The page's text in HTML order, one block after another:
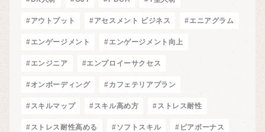
#アウトプット #アセスメント ビジネス #エニアグラム
#エンゲージメント #エンゲージメント向上
#エンジニア #エンプロイーサクセス
#オンボーディング #カフェテリアプラン
#スキルマップ #スキル高め方 #ストレス耐性
#ストレス耐性高める #ソフトスキル #ピアボーナス